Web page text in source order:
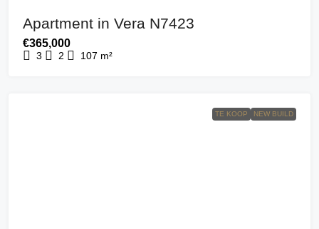
Apartment in Vera N7423
€365,000
3 2 107 m²
TE KOOP NEW BUILD